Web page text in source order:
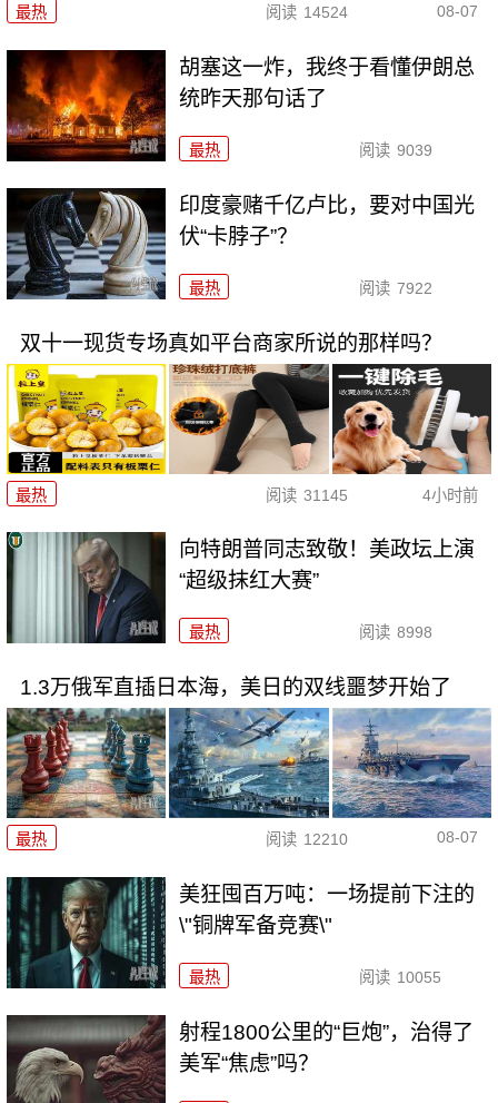
最热 阅读 14524 08-07
胡塞这一炸，我终于看懂伊朗总
统昨天那句话了
最热 阅读 9039
印度豪赌千亿卢比，要对中国光
伏“卡脖子”？
最热 阅读 7922
双十一现货专场真如平台商家所说的那样吗？
最热 阅读 31145 4小时前
向特朗普同志致敬！美政坛上演
“超级抹红大赛”
最热 阅读 8998
1.3万俄军直插日本海，美日的双线噩梦开始了
最热 阅读 12210 08-07
美狂囤百万吨：一场提前下注的
\"铜牌军备竞赛\"
最热 阅读 10055
射程1800公里的“巨炮”，治得了
美军“焦虑”吗？